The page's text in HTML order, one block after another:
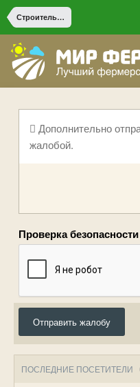
Строительство на ферме
Дополнительно
жалобой.
Проверка безопасности
Отправить жалобу
ПОСЛЕДНИЕ ПОСЕТИТЕЛИ